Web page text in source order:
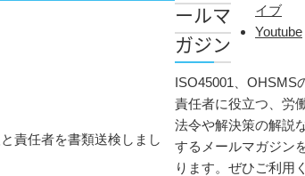
責任者を書類送検しまし
イブ
Youtube
ールマ
ガジン
ISO45001、OHSMS
責任者に役立つ、労
法令や解決策の解説
するメールマガジン
ります。ぜひご利用